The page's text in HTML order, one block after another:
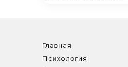
Главная
Психология